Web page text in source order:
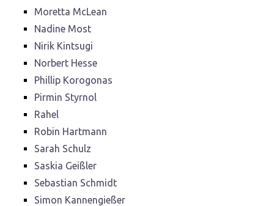
Moretta McLean
Nadine Most
Nirik Kintsugi
Norbert Hesse
Phillip Korogonas
Pirmin Styrnol
Rahel
Robin Hartmann
Sarah Schulz
Saskia Geißler
Sebastian Schmidt
Simon Kannengießer